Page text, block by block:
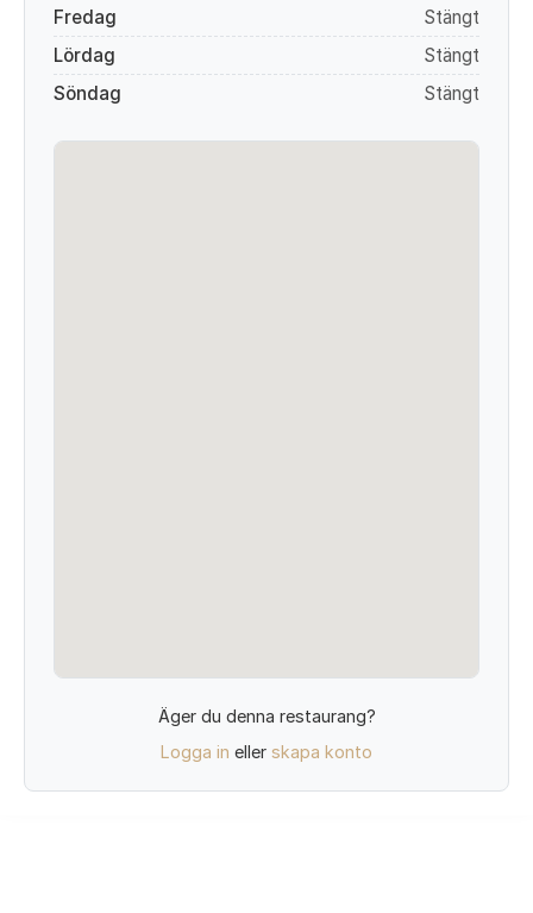
Fredag
Stängt
Lördag
Stängt
Söndag
Stängt
Äger du denna restaurang?
Logga in eller skapa konto